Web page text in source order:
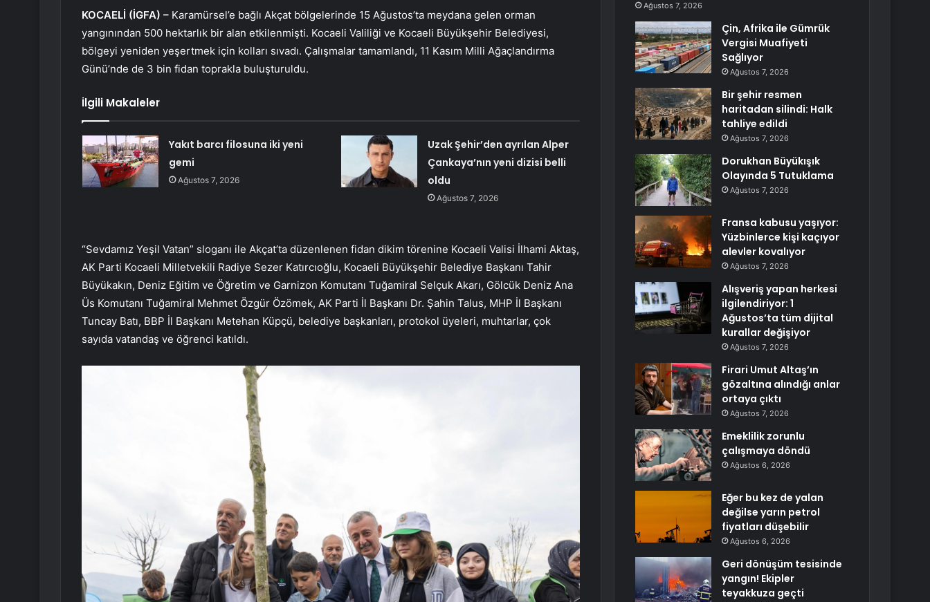
KOCAELİ (İGFA) – Karamürsel’e bağlı Akçat bölgelerinde 15 Ağustos’ta meydana gelen orman
yangınından 500 hektarlık bir alan etkilenmişti. Kocaeli Valiliği ve Kocaeli Büyükşehir Belediyesi,
bölgeyi yeniden yeşertmek için kolları sıvadı. Çalışmalar tamamlandı, 11 Kasım Milli Ağaçlandırma
Günü’nde de 3 bin fidan toprakla buluşturuldu.
İlgili Makaleler
Yakıt barcı filosuna iki yeni
gemi
Ağustos 7, 2026
Uzak Şehir’den ayrılan Alper
Çankaya’nın yeni dizisi belli
oldu
Ağustos 7, 2026
“Sevdamız Yeşil Vatan” sloganı ile Akçat’ta düzenlenen fidan dikim törenine Kocaeli Valisi İlhami Aktaş,
AK Parti Kocaeli Milletvekili Radiye Sezer Katırcıoğlu, Kocaeli Büyükşehir Belediye Başkanı Tahir
Büyükakın, Deniz Eğitim ve Öğretim ve Garnizon Komutanı Tuğamiral Selçuk Akarı, Gölcük Deniz Ana
Üs Komutanı Tuğamiral Mehmet Özgür Özömek, AK Parti İl Başkanı Dr. Şahin Talus, MHP İl Başkanı
Tuncay Batı, BBP İl Başkanı Metehan Küpçü, belediye başkanları, protokol üyeleri, muhtarlar, çok
sayıda vatandaş ve öğrenci katıldı.
Ağustos 7, 2026
Çin, Afrika ile Gümrük
Vergisi Muafiyeti
Sağlıyor
Ağustos 7, 2026
Bir şehir resmen
haritadan silindi: Halk
tahliye edildi
Ağustos 7, 2026
Dorukhan Büyükışık
Olayında 5 Tutuklama
Ağustos 7, 2026
Fransa kabusu yaşıyor:
Yüzbinlerce kişi kaçıyor
alevler kovalıyor
Ağustos 7, 2026
Alışveriş yapan herkesi
ilgilendiriyor: 1
Ağustos’ta tüm dijital
kurallar değişiyor
Ağustos 7, 2026
Firari Umut Altaş’ın
gözaltına alındığı anlar
ortaya çıktı
Ağustos 7, 2026
Emeklilik zorunlu
çalışmaya döndü
Ağustos 6, 2026
Eğer bu kez de yalan
değilse yarın petrol
fiyatları düşebilir
Ağustos 6, 2026
Geri dönüşüm tesisinde
yangın! Ekipler
teyakkuza geçti